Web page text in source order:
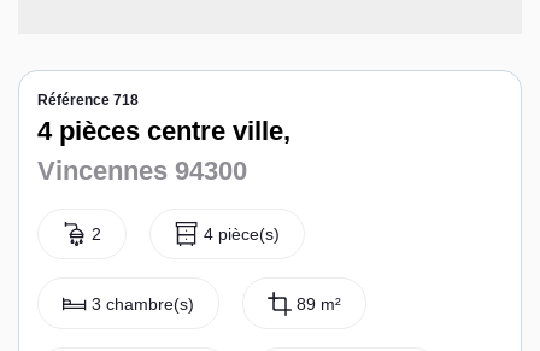
Contact
Espace personnel
Référence 718
4 pièces centre ville,
Vincennes 94300
2 4 pièce(s)
3 chambre(s) 89 m²